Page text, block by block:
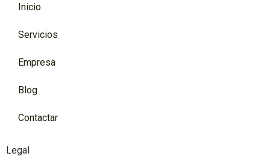
Inicio
Servicios
Empresa
Blog
Contactar
Legal